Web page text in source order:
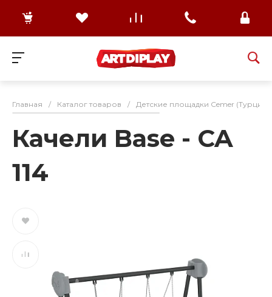
Главная / Каталог товаров / Детские площадки Cemer (Турция)
Качели Base - CA
114